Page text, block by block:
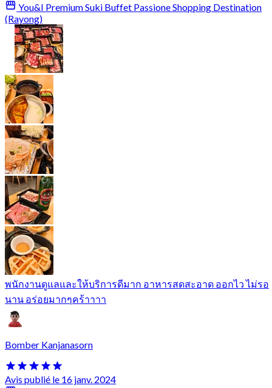
You&I Premium Suki Buffet Passione Shopping Destination
(Rayong)
พนักงานดูแลและให้บริการดีมาก อาหารสดสะอาด ออกไว ไม่รอ
นาน อร่อยมากๆคร้าาาา
Bomber Kanjanasorn
Avis publié le 16 janv. 2024